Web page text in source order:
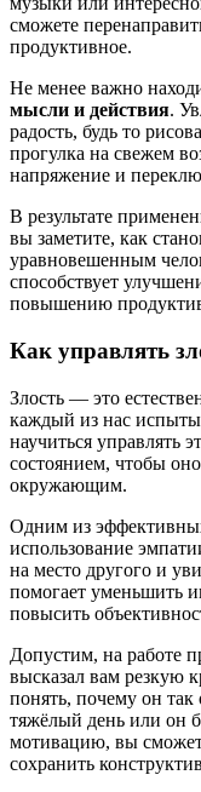
сможете
продуктивное.
Не менее важно
мысли и действия.
радость, будь то
прогулка на свежем
напряжение и
В результате
вы заметите, как
уравновешенным
способствует
повышению
Как управлять
Злость — это
каждый из нас
научиться
состоянием, чтобы
окружающим.
Одним из
использование
на место другого и
помогает уменьшить
повысить
Допустим, на работе
высказал вам резкую
понять, почему он
тяжёлый день или он
мотивацию, вы
сохранить